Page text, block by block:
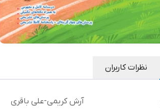
نظرات کاربران
آرش کریمی-علی باقری